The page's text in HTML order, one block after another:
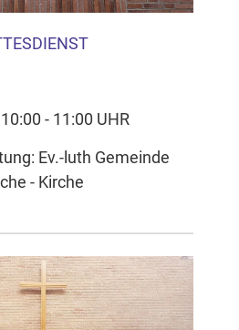
- 11:00 UHR
Ev.-luth Gemeinde
- Kirche